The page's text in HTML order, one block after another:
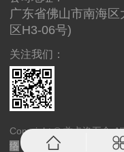
广东省佛山市南海
区H3-06号)
关注我们：
Copyright © 兹卡洛五金
络